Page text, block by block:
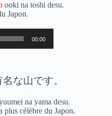
ooki na toshi desu.
Japon.
00:00
名な山です。
na yama desu.
plus célèbre du Japon.